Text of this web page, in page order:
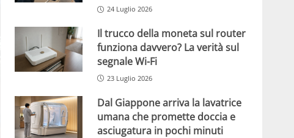
24 Luglio 2026
Il trucco della moneta sul router
funziona davvero? La verità sul
segnale Wi-Fi
23 Luglio 2026
Dal Giappone arriva la lavatrice
umana che promette doccia e
asciugatura in pochi minuti